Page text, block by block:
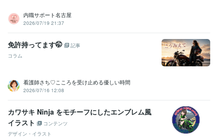
内職サポート名古屋
2026/07/19 21:37
免許持ってます🤭
記事
コラム
看護師さち♡こころを受け止める優しい時間
2026/07/16 12:08
カワサキ Ninja をモチーフにしたエンブレム風
イラスト
コンテンツ
デザイン・イラスト